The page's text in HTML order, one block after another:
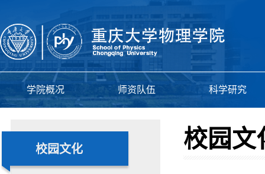
学院概况 师资队伍 科学研究
校园文化 校园文